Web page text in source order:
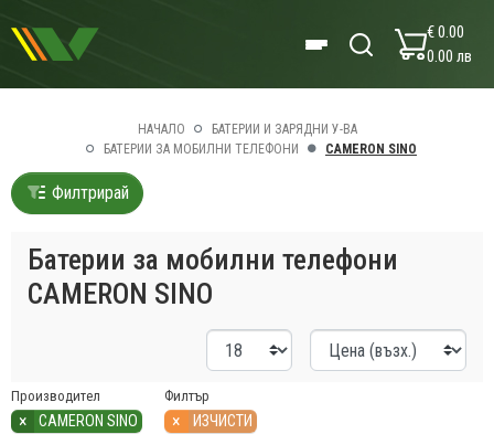
€ 0.00
0.00 лв
НАЧАЛО
БАТЕРИИ И ЗАРЯДНИ У-ВА
БАТЕРИИ ЗА МОБИЛНИ ТЕЛЕФОНИ
CAMERON SINO
Филтрирай
Батерии за мобилни телефони
CAMERON SINO
Производител
× CAMERON SINO
Филтър
× ИЗЧИСТИ